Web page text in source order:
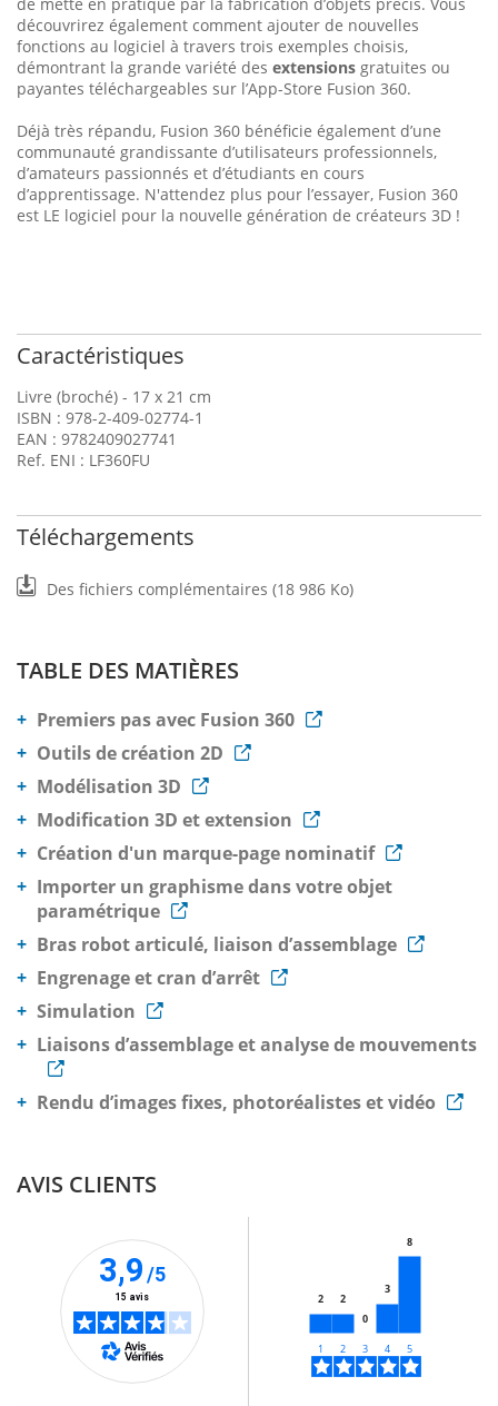
découvrirez également comment ajouter de nouvelles
fonctions au logiciel à travers trois exemples choisis,
démontrant la grande variété des extensions gratuites ou
payantes téléchargeables sur l’App-Store Fusion 360.
Déjà très répandu, Fusion 360 bénéficie également d’une
communauté grandissante d’utilisateurs professionnels,
d’amateurs passionnés et d’étudiants en cours
d’apprentissage. N'attendez plus pour l’essayer, Fusion 360
est LE logiciel pour la nouvelle génération de créateurs 3D !
Caractéristiques
Livre (broché) - 17 x 21 cm
ISBN : 978-2-409-02774-1
EAN : 9782409027741
Ref. ENI : LF360FU
Téléchargements
Des fichiers complémentaires (18 986 Ko)
TABLE DES MATIÈRES
Premiers pas avec Fusion 360
Outils de création 2D
Modélisation 3D
Modification 3D et extension
Création d'un marque-page nominatif
Importer un graphisme dans votre objet
paramétrique
Bras robot articulé, liaison d’assemblage
Engrenage et cran d’arrêt
Simulation
Liaisons d’assemblage et analyse de mouvements
Rendu d’images fixes, photoréalistes et vidéo
AVIS CLIENTS
3,9/5
15 avis 2
2
0
3
8